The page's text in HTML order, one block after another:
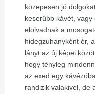
közepesen jó
keserűbb kávét, vagy
elolvadnak a
hidegzuhanyként ér,
lányt az új képei
hogy tényleg
az exed egy
randizik valakivel, de